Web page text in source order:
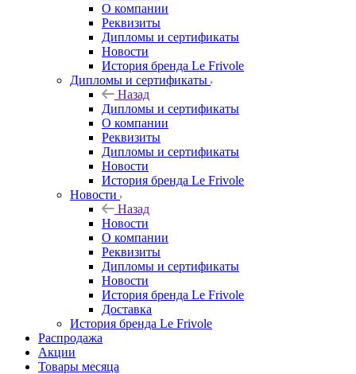
О компании
Реквизиты
Дипломы и сертификаты
Новости
История бренда Le Frivole
Дипломы и сертификаты
Назад
Дипломы и сертификаты
О компании
Реквизиты
Дипломы и сертификаты
Новости
История бренда Le Frivole
Новости
Назад
Новости
О компании
Реквизиты
Дипломы и сертификаты
Новости
История бренда Le Frivole
Доставка
История бренда Le Frivole
Распродажа
Акции
Товары месяца